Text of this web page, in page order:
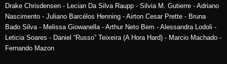
Drake Chrisdensen - Lecian Da Silva Raupp - Silvia M. Gutierre - Adriano
Nascimento - Juliano Barcélos Henning - Airton Cesar Prette - Bruna
Bado Silva - Melissa Giowanella - Arthur Neto Bem - Alessandra Lodoli -
Leticia Soares - Daniel “Russo” Teixeira (A Hora Hard) - Marcio Machado -
Fernando Mazon